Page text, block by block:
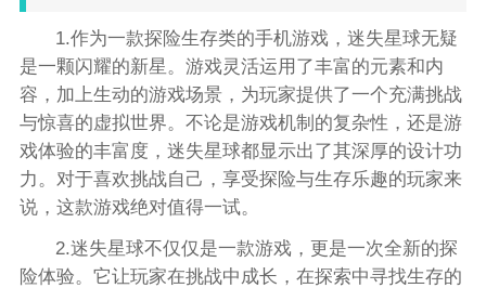
1.作为一款探险生存类的手机游戏，迷失星球无疑
是一颗闪耀的新星。游戏灵活运用了丰富的元素和内
容，加上生动的游戏场景，为玩家提供了一个充满挑战
与惊喜的虚拟世界。不论是游戏机制的复杂性，还是游
戏体验的丰富度，迷失星球都显示出了其深厚的设计功
力。对于喜欢挑战自己，享受探险与生存乐趣的玩家来
说，这款游戏绝对值得一试。
2.迷失星球不仅仅是一款游戏，更是一次全新的探
险体验。它让玩家在挑战中成长，在探索中寻找生存的